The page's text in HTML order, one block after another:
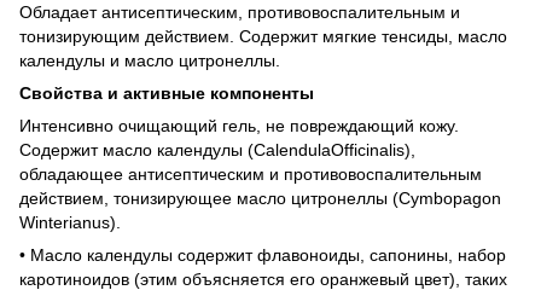
Обладает антисептическим, противовоспалительным и
тонизирующим действием. Содержит мягкие тенсиды, масло
календулы и масло цитронеллы.
Свойства и активные компоненты
Интенсивно очищающий гель, не повреждающий кожу.
Содержит масло календулы (CalendulaOfficinalis),
обладающее антисептическим и противовоспалительным
действием, тонизирующее масло цитронеллы (Cymbopagon
Winterianus).
• Масло календулы содержит флавоноиды, сапонины, набор
каротиноидов (этим объясняется его оранжевый цвет), таких